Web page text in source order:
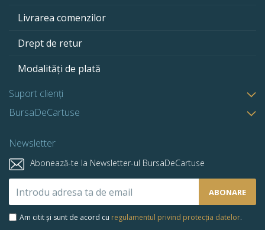
Livrarea comenzilor
Drept de retur
Modalități de plată
Suport clienți
BursaDeCartuse
Newsletter
Abonează-te la Newsletter-ul BursaDeCartuse
la
newsletter-
ABONARE
Am citit și sunt de acord cu regulamentul privind protecția datelor.